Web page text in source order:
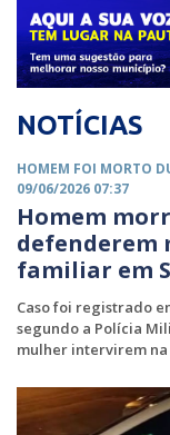
NOTÍCIAS
HOMEM FOI MORTO
09/06/2026 07:37
Homem
defenderem
familiar em
Caso foi registrado
segundo a Polícia
mulher intervirem